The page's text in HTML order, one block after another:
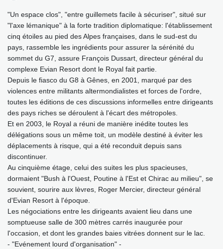
"Un espace clos", "entre guillemets facile à sécuriser", situé sur
"l'axe lémanique" à la forte tradition diplomatique: l'établissement
cinq étoiles au pied des Alpes françaises, dans le sud-est du
pays, rassemble les ingrédients pour assurer la sérénité du
sommet du G7, assure François Dussart, directeur général du
complexe Evian Resort dont le Royal fait partie.
Depuis le fiasco du G8 à Gênes, en 2001, marqué par des
violences entre militants altermondialistes et forces de l'ordre,
toutes les éditions de ces discussions informelles entre dirigeants
des pays riches se déroulent à l'écart des métropoles.
Et en 2003, le Royal a réuni de manière inédite toutes les
délégations sous un même toit, un modèle destiné à éviter les
déplacements à risque, qui a été reconduit depuis sans
discontinuer.
Au cinquième étage, celui des suites les plus spacieuses,
dormaient "Bush à l'Ouest, Poutine à l'Est et Chirac au milieu", se
souvient, sourire aux lèvres, Roger Mercier, directeur général
d'Evian Resort à l'époque.
Les négociations entre les dirigeants avaient lieu dans une
somptueuse salle de 300 mètres carrés inaugurée pour
l'occasion, et dont les grandes baies vitrées donnent sur le lac.
- "Evénement lourd d'organisation" -